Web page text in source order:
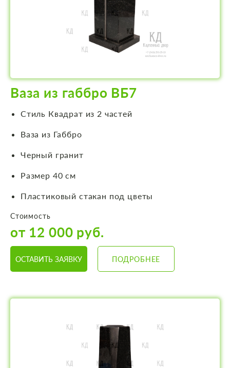
Ваза из габбро ВБ7
Стиль Квадрат из 2 частей
Ваза из Габбро
Черный гранит
Размер 40 см
Пластиковый стакан под цветы
Стоимость
от 12 000 руб.
ОСТАВИТЬ ЗАЯВКУ ПОДРОБНЕЕ